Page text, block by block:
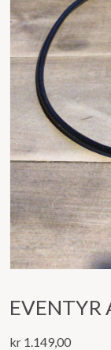
EVENTYR
kr 1.149,00